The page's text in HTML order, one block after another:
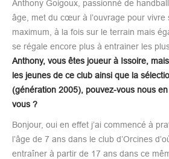
Anthony Goigoux, passionné de
âge, met du cœur à l’ouvrage pour vivre
maximum, à la fois sur le terrain mais
se régale encore plus à entrainer les
Anthony, vous êtes joueur à Issoire,
les jeunes de ce club ainsi que la
(génération 2005), pouvez-vous nous
vous ?
Bonjour, oui en effet j’ai commencé à
l’âge de 7 ans dans le club d’Orcines
entraîner à partir de 17 ans dans ce